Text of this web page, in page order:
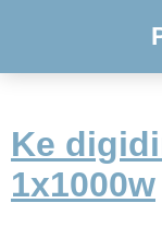
Ke
1x1000w